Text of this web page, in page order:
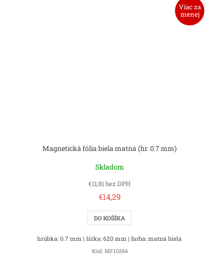
Viac za
menej
Magnetická fólia biela matná (hr. 0.7 mm)
Skladom
€11,81 bez DPH
€14,29
DO KOŠÍKA
hrúbka: 0.7 mm | šírka: 620 mm | farba: matná biela
Kód: MF10284